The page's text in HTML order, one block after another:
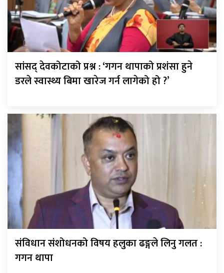
सांसद् देवकोटाको प्रश्न : ‘गगन थापाको प्रशंसा हुने
डरले स्वास्थ्य बिमा खारेज गर्न लागेको हो ?’
संविधान संशोधनको विषय हलुका ढङ्गले लिनु गलत :
गगन थापा